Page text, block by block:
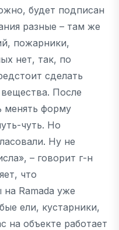
будет подписан
разные – там же
пожарники,
нет, так, по
сделать
После
менять форму
чуть. Но
Ну не
– говорит г-н
что
на Ramada уже
ели, кустарники,
на объекте работает